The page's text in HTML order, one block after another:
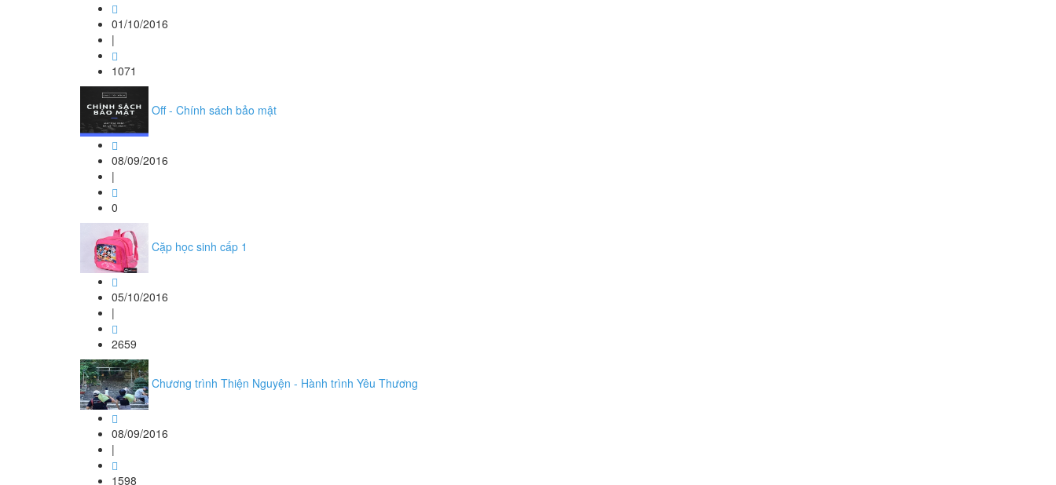
01/10/2016
|
1071
Off - Chính sách bảo mật
08/09/2016
|
0
Cặp học sinh cấp 1
05/10/2016
|
2659
Chương trình Thiện Nguyện - Hành trình Yêu Thương
08/09/2016
|
1598